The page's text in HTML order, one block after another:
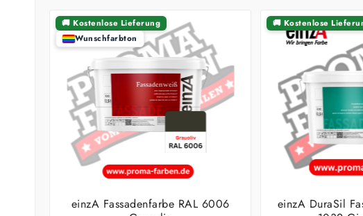
🚚 Kostenlose Lieferung
Wunschfarbton
einzA Fassadenfarbe RAL 6006
🚚 Kostenlose
einzA DuraSil